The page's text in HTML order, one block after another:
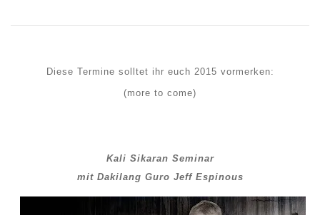
Diese Termine solltet ihr euch 2015 vormerken:
(more to come)
Kali Sikaran Seminar
mit Dakilang Guro Jeff Espinous